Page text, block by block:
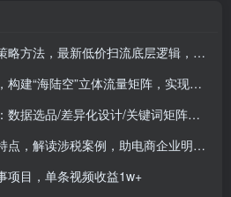
价扫流底层逻辑，万相台无界低价扫流实战流程方法
”立体流量矩阵，实现从0到1的破局与可持续增长
/差异化设计/关键词矩阵，爆款孵化全流程
读涉税案例，助电商企业明晰税务合规思路
项目，单条视频收益1w+